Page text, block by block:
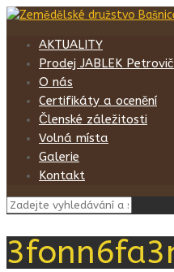
AKTUALITY
Prodej JABLEK
O nás
Certifikáty a ocenění
Členské záležitosti
Volná místa
Galerie
Kontakt